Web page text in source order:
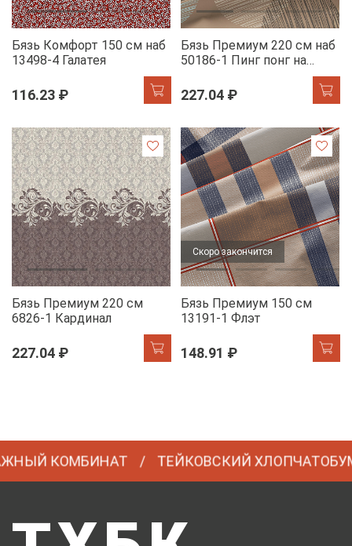
Бязь Комфорт 150 см наб
13498-4 Галатея
116.23 ₽
Бязь Премиум 220 см наб
50186-1 Пинг понг на
227.04 ₽
Бязь Премиум 220 см
6826-1 Кардинал
227.04 ₽
Скоро закончится
Бязь Премиум 150 см
13191-1 Флэт
148.91 ₽
КОМБИНАТ ТЕЙКОВСКИЙ